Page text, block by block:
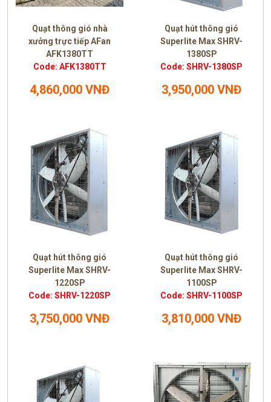
Quạt thông gió nhà
xưởng trực tiếp AFan
AFK1380TT
Code: AFK1380TT
4,860,000 VNĐ
Quạt hút thông gió
Superlite Max SHRV-
1380SP
Code: SHRV-1380SP
3,950,000 VNĐ
Quạt hút thông gió
Superlite Max SHRV-
1220SP
Code: SHRV-1220SP
3,750,000 VNĐ
Quạt hút thông gió
Superlite Max SHRV-
1100SP
Code: SHRV-1100SP
3,810,000 VNĐ